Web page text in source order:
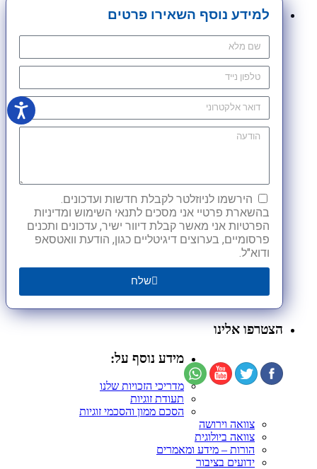
למידע נוסף השאירו פרטים
הירשמו לניוזלטר לקבלת חדשות ועדכונים.
בהשארת פרטיי אני מסכים לתנאי השימוש ומדיניות
הפרטיות אני מאשר קבלת דיוור ישיר, עדכונים ותכנים
פרסומיים, בערוצים דיגיטליים כגון, הודעת וואטסאפ
ודוא"ל.
שלח
הצטרפו אלינו
מידע נוסף על:
מדריכי הזכויות שלנו
תעודת זוגיות
הסכם ממון והסכמי זוגיות
צוואה וירושה
צוואה ביולוגית
הורות – מידע ומאמרים
ידועים בציבור